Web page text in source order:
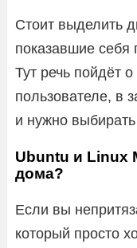
Стоит выделить
показавшие
Тут речь пойдёт
пользователе, в
и нужно
Ubuntu и Linux
дома?
Если вы
который просто